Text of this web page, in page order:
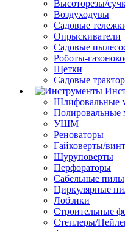
Высоторезы/
Воздуходувы
Садовые
Опрыскиватели
Садовые
Роботы-
Щетки
Садовые
Шлифовальные
УШМ
Реноваторы
Гайковерты/
Шуруповерты
Перфораторы
Сабельные пилы
Циркулярные
Лобзики
Строительные
Степлеры/